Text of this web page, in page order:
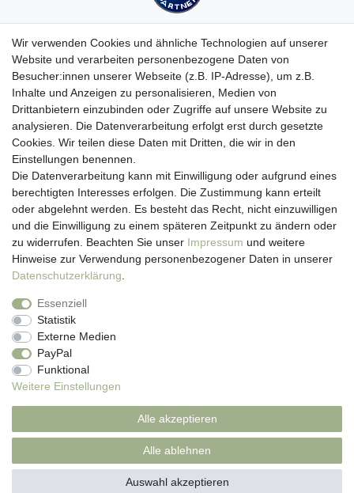
Kundenservice
Hotline: 07452 - 847 162 0
Kontakt
Anmelden
Registrieren
Newsletter
Versand & Lieferung
Zahlungsarten
viasalutis
Mehr zu viasalutis
Beratungscenter Haut
News
Beliebte Produkte (Top 20)
Wir verwenden Cookies und ähnliche Technologien auf unserer
Website und verarbeiten personenbezogene Daten von
Besucher:innen unserer Webseite (z.B. IP-Adresse), um z.B.
Inhalte und Anzeigen zu personalisieren, Medien von
Drittanbietern einzubinden oder Zugriffe auf unsere Website zu
analysieren. Die Datenverarbeitung erfolgt erst durch gesetzte
Cookies. Wir teilen diese Daten mit Dritten, die wir in den
Einstellungen benennen.
Die Datenverarbeitung kann mit Einwilligung oder aufgrund eines
berechtigten Interesses erfolgen. Die Zustimmung kann erteilt
oder abgelehnt werden. Es besteht das Recht, nicht einzuwilligen
und die Einwilligung zu einem späteren Zeitpunkt zu ändern oder
zu widerrufen. Beachten Sie unser Impressum und weitere
Hinweise zur Verwendung personenbezogener Daten in unserer
Daten­schutz­erklärung
Essenziell
Statistik
Externe Medien
PayPal
Funktional
Weitere Einstellungen
Alle akzeptieren
Alle ablehnen
Auswahl akzeptieren
Impressum
Widerrufs­recht Kontakt